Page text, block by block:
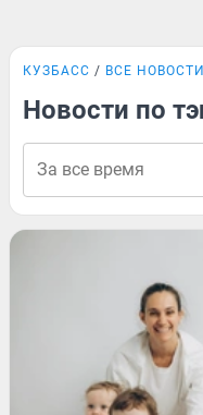
КУЗБАСС ВСЕ НОВОСТИ
Новости по